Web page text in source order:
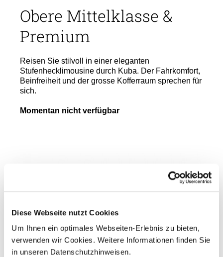
Diese Webseite nutzt Cookies
Um Ihnen ein optimales Webseiten-Erlebnis zu bieten,
verwenden wir Cookies. Weitere Informationen finden Sie
in unseren Datenschutzhinweisen.
Obere Mittelklasse &
Premium
Reisen Sie stilvoll in einer eleganten
Stufenhecklimousine durch Kuba. Der Fahrkomfort,
Beinfreiheit und der grosse Kofferraum sprechen für
sich.
Momentan nicht verfügbar